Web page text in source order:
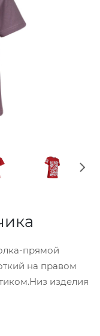
прямой
на правом
изделия